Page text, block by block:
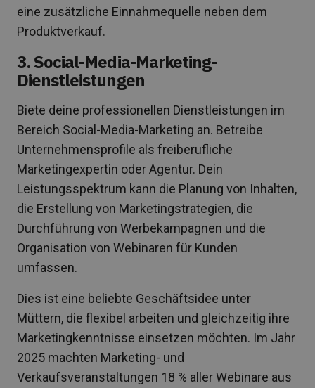
eine zusätzliche Einnahmequelle neben dem
Produktverkauf.
3. Social-Media-Marketing-
Dienstleistungen
Biete deine professionellen Dienstleistungen im
Bereich Social-Media-Marketing an. Betreibe
Unternehmensprofile als freiberufliche
Marketingexpertin oder Agentur. Dein
Leistungsspektrum kann die Planung von Inhalten,
die Erstellung von Marketingstrategien, die
Durchführung von Werbekampagnen und die
Organisation von Webinaren für Kunden
umfassen.
Dies ist eine beliebte Geschäftsidee unter
Müttern, die flexibel arbeiten und gleichzeitig ihre
Marketingkenntnisse einsetzen möchten. Im Jahr
2025 machten Marketing- und
Verkaufsveranstaltungen 18 % aller Webinare aus